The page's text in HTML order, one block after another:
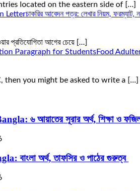
located on the eastern side of […]
চাকরির আবেদন পত্র: লেখার নিয়ম, ফরম্যাট,
প্রতিযোগিতা আগের চেয়ে […]
Food
then you might be asked to write a […]
৬ আয়াতের সূরার অর্থ, শিক্ষা ও
বাংলা অর্থ, তাফসির ও পাঠের গুরুত্ব